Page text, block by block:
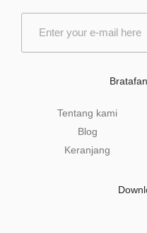
Tentang kami
Blog
Keranjang